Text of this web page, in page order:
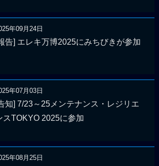
年09月24日
告] エレキ万博2025にみちびきが参加
年07月03日
知] 7/23～25メンテナンス・レジリエ
スTOKYO 2025に参加
年08月25日